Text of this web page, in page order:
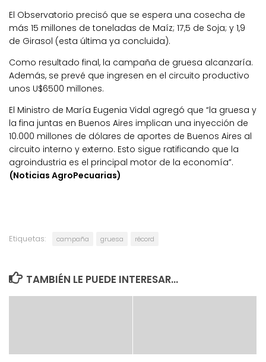
El Observatorio precisó que se espera una cosecha de
más 15 millones de toneladas de Maíz; 17,5 de Soja; y 1,9
de Girasol (esta última ya concluida).
Como resultado final, la campaña de gruesa alcanzaría.
Además, se prevé que ingresen en el circuito productivo
unos U$6500 millones.
El Ministro de María Eugenia Vidal agregó que “la gruesa y
la fina juntas en Buenos Aires implican una inyección de
10.000 millones de dólares de aportes de Buenos Aires al
circuito interno y externo. Esto sigue ratificando que la
agroindustria es el principal motor de la economía”.
(Noticias AgroPecuarias)
Etiquetas: campaña gruesa récord
TAMBIÉN LE PUEDE INTERESAR...